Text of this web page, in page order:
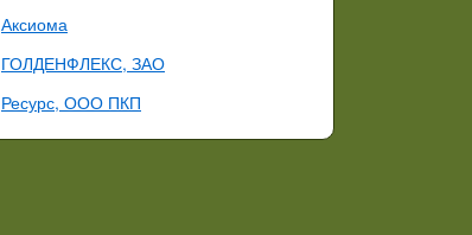
Аксиома
ГОЛДЕНФЛЕКС, ЗАО
Ресурс, ООО ПКП